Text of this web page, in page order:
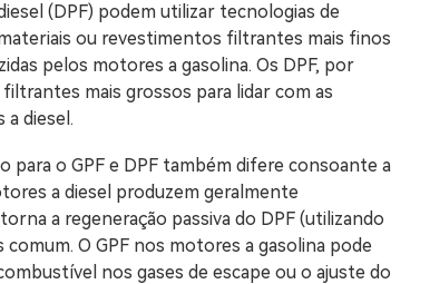
(DPF) podem utilizar tecnologias de
ou revestimentos filtrantes mais finos
pelos motores a gasolina. Os DPF, por
mais grossos para lidar com as
diesel.
para o GPF e DPF também difere consoante a
a diesel produzem geralmente
a regeneração passiva do DPF (utilizando
O GPF nos motores a gasolina pode
nos gases de escape ou o ajuste do